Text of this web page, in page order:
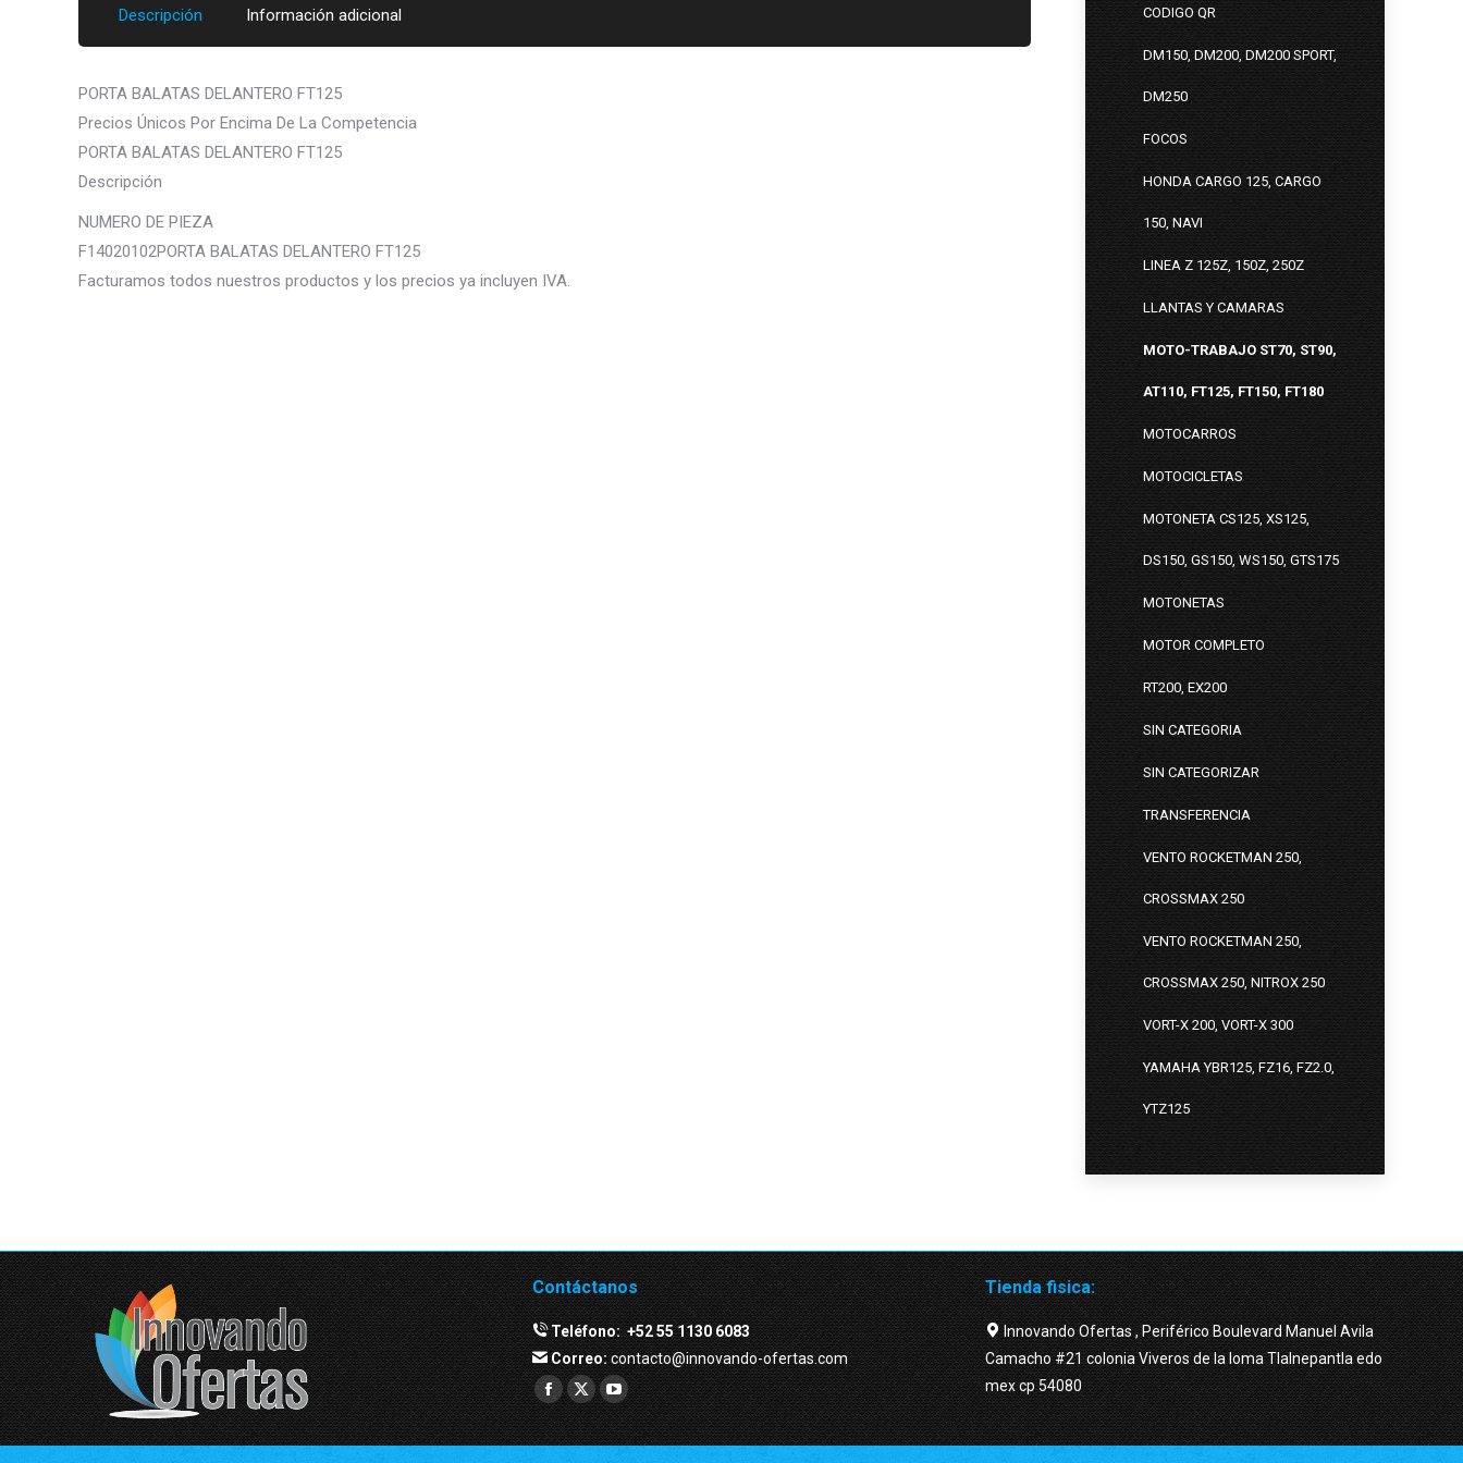
Descripción Información adicional
PORTA BALATAS DELANTERO FT125
Precios Únicos Por Encima De La Competencia
PORTA BALATAS DELANTERO FT125
Descripción
NUMERO DE PIEZA
F14020102PORTA BALATAS DELANTERO FT125
Facturamos todos nuestros productos y los precios ya incluyen IVA.
CODIGO QR
DM150, DM200, DM200 SPORT,
DM250
FOCOS
HONDA CARGO 125, CARGO
150, NAVI
LINEA Z 125Z, 150Z, 250Z
LLANTAS Y CAMARAS
MOTO-TRABAJO ST70, ST90,
AT110, FT125, FT150, FT180
MOTOCARROS
MOTOCICLETAS
MOTONETA CS125, XS125,
DS150, GS150, WS150, GTS175
MOTONETAS
MOTOR COMPLETO
RT200, EX200
SIN CATEGORIA
SIN CATEGORIZAR
TRANSFERENCIA
VENTO ROCKETMAN 250,
CROSSMAX 250
VENTO ROCKETMAN 250,
CROSSMAX 250, NITROX 250
VORT-X 200, VORT-X 300
YAMAHA YBR125, FZ16, FZ2.0,
YTZ125
Contáctanos
Teléfono:+52 55 1130 6083
Correo:contacto@innovando-ofertas.com
Facebook
page
Twitter
page
YouTube
page
Tienda fisica:
Innovando Ofertas , Periférico Boulevard Manuel Avila
Camacho #21 colonia Viveros de la loma Tlalnepantla edo
mex cp 54080